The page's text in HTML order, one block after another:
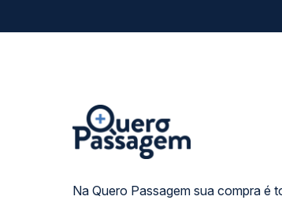
Na Quero Passagem sua compra é